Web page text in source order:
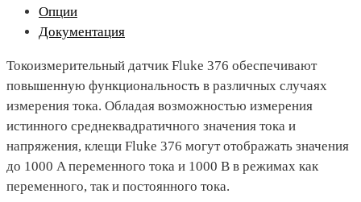
Опции
Документация
Токоизмерительный датчик Fluke 376 обеспечивают
повышенную функциональность в различных случаях
измерения тока. Обладая возможностью измерения
истинного среднеквадратичного значения тока и
напряжения, клещи Fluke 376 могут отображать значения
до 1000 A переменного тока и 1000 В в режимах как
переменного, так и постоянного тока.